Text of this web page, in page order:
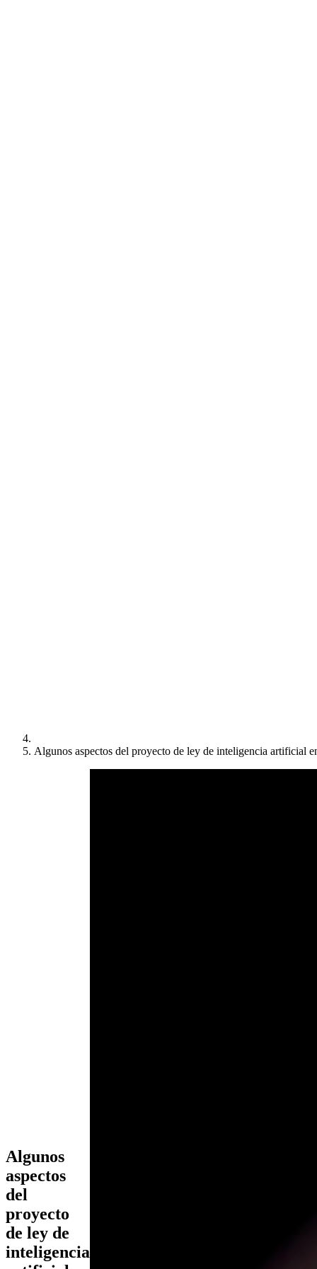
Algunos aspectos del proyecto de ley de inteligencia artificial
Algunos
aspectos
del
proyecto
de ley de
inteligencia